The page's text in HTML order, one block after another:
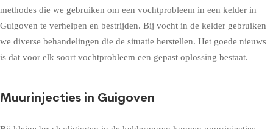
methodes die we gebruiken om een vochtprobleem in een kelder in
Guigoven te verhelpen en bestrijden. Bij vocht in de kelder gebruiken
we diverse behandelingen die de situatie herstellen. Het goede nieuws
is dat voor elk soort vochtprobleem een gepast oplossing bestaat.
Muurinjecties in Guigoven